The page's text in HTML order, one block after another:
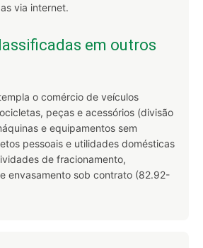
via internet.
em outros
o comércio de veículos
peças e acessórios (divisão
e equipamentos sem
pessoais e utilidades domésticas
de fracionamento,
envasamento sob contrato (82.92-